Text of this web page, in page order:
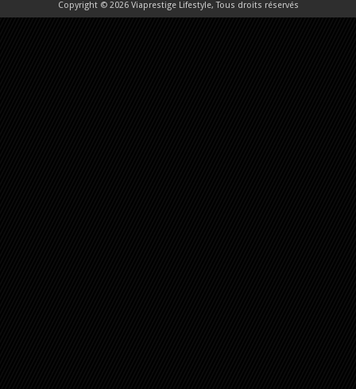
Copyright © 2026 Viaprestige Lifestyle, Tous droits réservés